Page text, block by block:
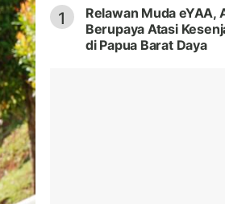
1
Relawan Muda eYAA,
Berupaya Atasi
di Papua Barat Daya